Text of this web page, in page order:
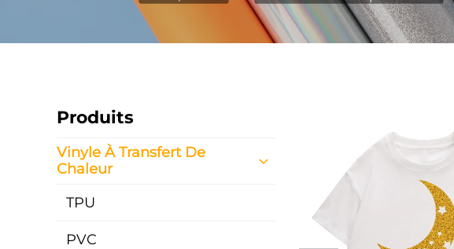
Produits
Vinyle À Transfert De
Chaleur
TPU
PVC